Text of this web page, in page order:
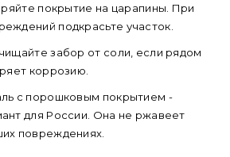
покрытие на царапины. При
подкрасьте участок.
забор от соли, если рядом
коррозию.
с порошковым покрытием -
для России. Она не ржавеет
повреждениях.